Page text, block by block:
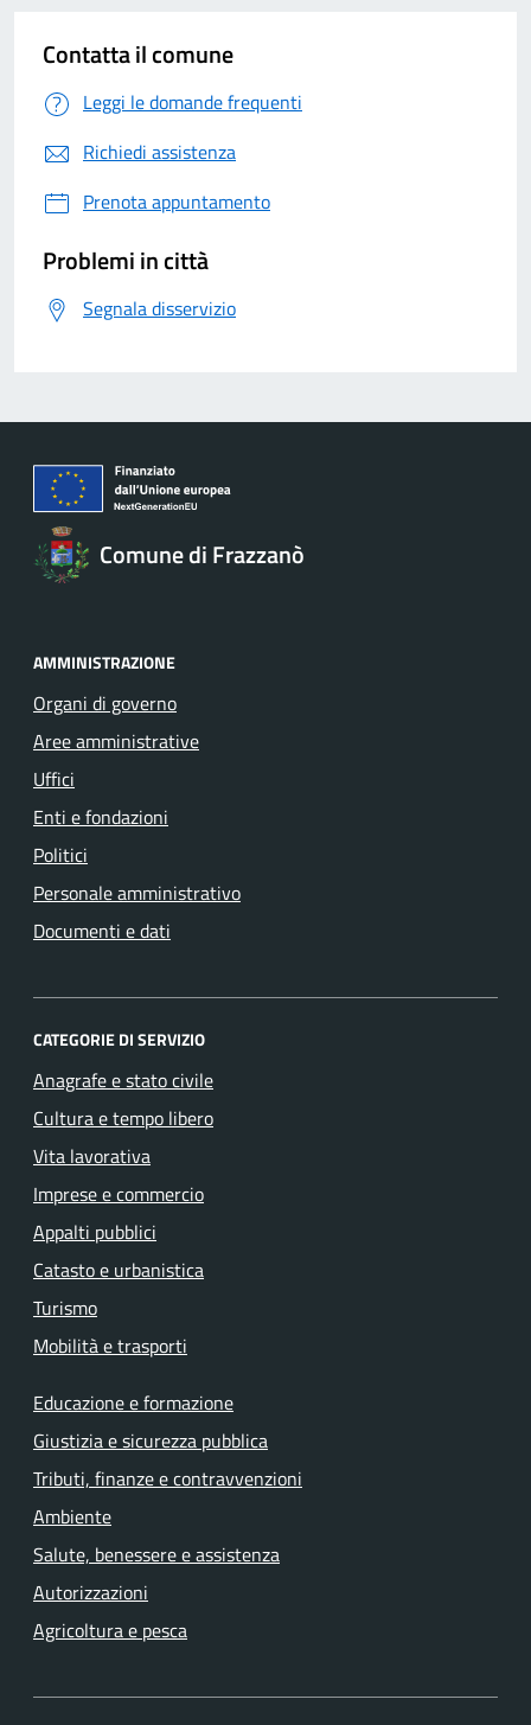
Contatta il comune
Leggi le domande frequenti
Richiedi assistenza
Prenota appuntamento
Problemi in città
Segnala disservizio
Comune di Frazzanò
AMMINISTRAZIONE
Organi di governo
Aree amministrative
Uffici
Enti e fondazioni
Politici
Personale amministrativo
Documenti e dati
CATEGORIE DI SERVIZIO
Anagrafe e stato civile
Cultura e tempo libero
Vita lavorativa
Imprese e commercio
Appalti pubblici
Catasto e urbanistica
Turismo
Mobilità e trasporti
Educazione e formazione
Giustizia e sicurezza pubblica
Tributi, finanze e contravvenzioni
Ambiente
Salute, benessere e assistenza
Autorizzazioni
Agricoltura e pesca